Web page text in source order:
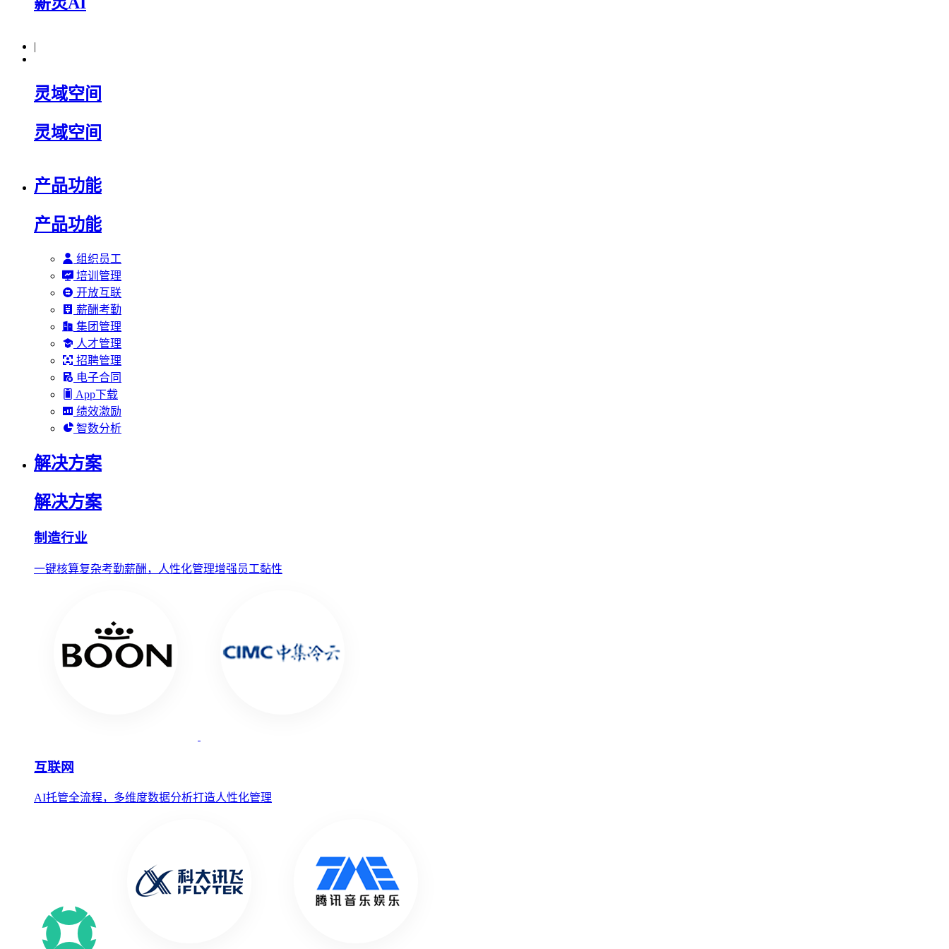
|
灵域空间
灵域空间
产品功能
产品功能
组织员工
培训管理
开放互联
薪酬考勤
集团管理
人才管理
招聘管理
电子合同
App下载
绩效激励
智数分析
解决方案
解决方案
制造行业
一键核算复杂考勤薪酬，人性化管理增强员工黏性
互联网
AI托管全流程，多维度数据分析打造人性化管理